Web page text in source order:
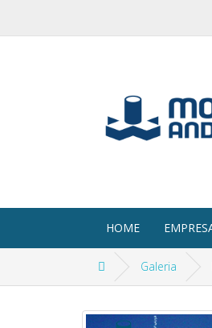
HOME
Galeria